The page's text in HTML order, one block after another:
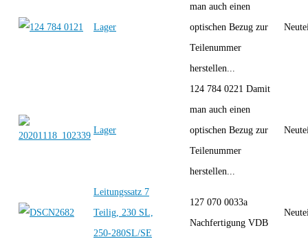
Lager
man auch einen
optischen Bezug zur
Teilenummer
herstellen...
Lager
124 784 0221 Damit
man auch einen
optischen Bezug zur
Teilenummer
herstellen...
Leitungssatz 7
Teilig, 230 SL,
250-280SL/SE
127 070 0033a
Nachfertigung VDB